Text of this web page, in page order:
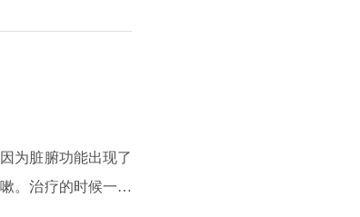
为脏腑功能出现了
。治疗的时候一定